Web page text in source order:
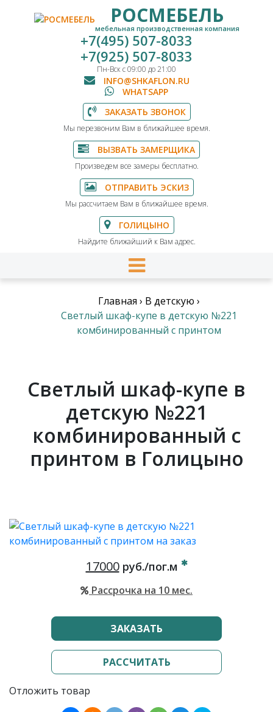
РОСМЕБЕЛЬ
мебельная производственная компания
+7(495) 507-8033
+7(925) 507-8033
Пн-Вск с 09:00 до 21:00
INFO@SHKAFLON.RU
WHATSAPP
ЗАКАЗАТЬ ЗВОНОК
Мы перезвоним Вам в ближайшее время.
ВЫЗВАТЬ ЗАМЕРЩИКА
Произведем все замеры бесплатно.
ОТПРАВИТЬ ЭСКИЗ
Мы рассчитаем Вам в ближайшее время.
ГОЛИЦЫНО
Найдите ближайший к Вам адрес.
Главная › В детскую ›
Светлый шкаф-купе в детскую №221
комбинированный с принтом
Светлый шкаф-купе в
детскую №221
комбинированный с
принтом в Голицыно
17000руб./пог.м
Рассрочка на 10 мес.
ЗАКАЗАТЬ
РАССЧИТАТЬ
Отложить товар